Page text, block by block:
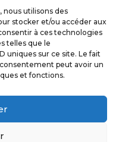
nous utilisons des
stocker et/ou accéder aux
à ces technologies
telles que le
uniques sur ce site. Le fait
peut avoir un
et fonctions.